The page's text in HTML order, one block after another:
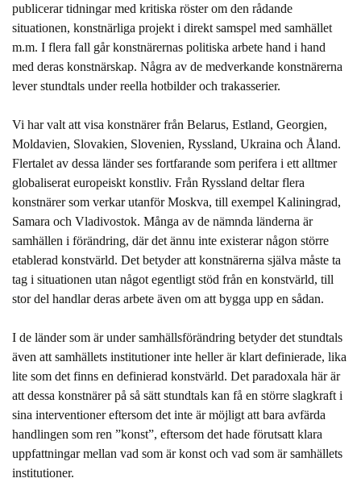
publicerar tidningar med kritiska röster om den rådande
situationen, konstnärliga projekt i direkt samspel med samhället
m.m. I flera fall går konstnärernas politiska arbete hand i hand
med deras konstnärskap. Några av de medverkande konstnärerna
lever stundtals under reella hotbilder och trakasserier.
Vi har valt att visa konstnärer från Belarus, Estland, Georgien,
Moldavien, Slovakien, Slovenien, Ryssland, Ukraina och Åland.
Flertalet av dessa länder ses fortfarande som perifera i ett alltmer
globaliserat europeiskt konstliv. Från Ryssland deltar flera
konstnärer som verkar utanför Moskva, till exempel Kaliningrad,
Samara och Vladivostok. Många av de nämnda länderna är
samhällen i förändring, där det ännu inte existerar någon större
etablerad konstvärld. Det betyder att konstnärerna själva måste ta
tag i situationen utan något egentligt stöd från en konstvärld, till
stor del handlar deras arbete även om att bygga upp en sådan.
I de länder som är under samhällsförändring betyder det stundtals
även att samhällets institutioner inte heller är klart definierade, lika
lite som det finns en definierad konstvärld. Det paradoxala här är
att dessa konstnärer på så sätt stundtals kan få en större slagkraft i
sina interventioner eftersom det inte är möjligt att bara avfärda
handlingen som ren ”konst”, eftersom det hade förutsatt klara
uppfattningar mellan vad som är konst och vad som är samhällets
institutioner.